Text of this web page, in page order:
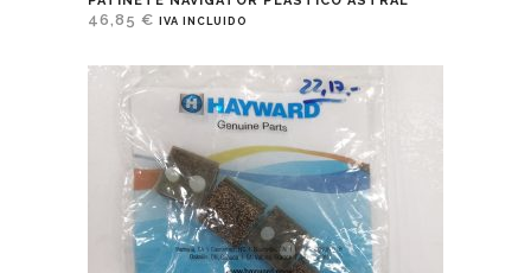
46,85 € IVA INCLUIDO